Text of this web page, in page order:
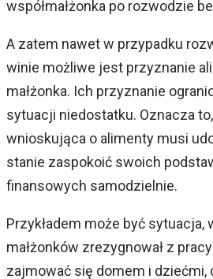
współmałżonka po rozwodzie
A zatem nawet w przypadku
winie możliwe jest przyznanie
małżonka. Ich przyznanie
sytuacji niedostatku. Oznacza
wnioskująca o alimenty musi
stanie zaspokoić swoich
finansowych samodzielnie.
Przykładem może być sytuacja,
małżonków zrezygnował z
zajmować się domem i dziećmi,